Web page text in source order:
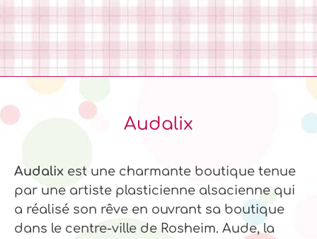
Audalix
Audalix est une charmante boutique tenue
par une artiste plasticienne alsacienne qui
a réalisé son rêve en ouvrant sa boutique
dans le centre-ville de Rosheim. Aude, la